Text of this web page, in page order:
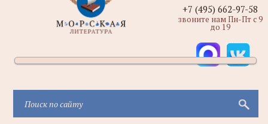
+7 (495) 662-97-58
звоните нам Пн-Пт с 9
до 19